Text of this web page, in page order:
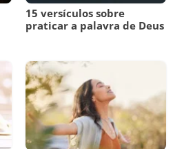
15 versículos sobre
praticar a palavra de Deus